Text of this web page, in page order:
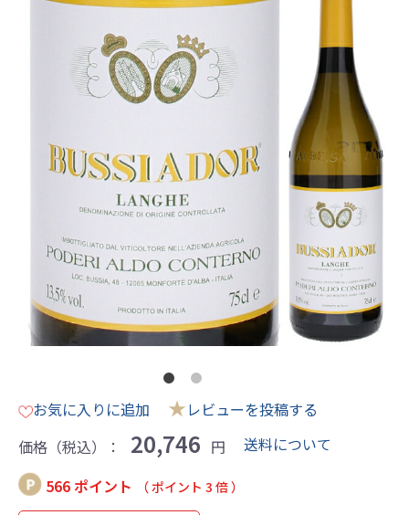
お気に入りに追加 ★レビューを投稿する
価格（税込）：
20,746 円
送料について
566 ポイント
（ ポイント 3 倍 ）